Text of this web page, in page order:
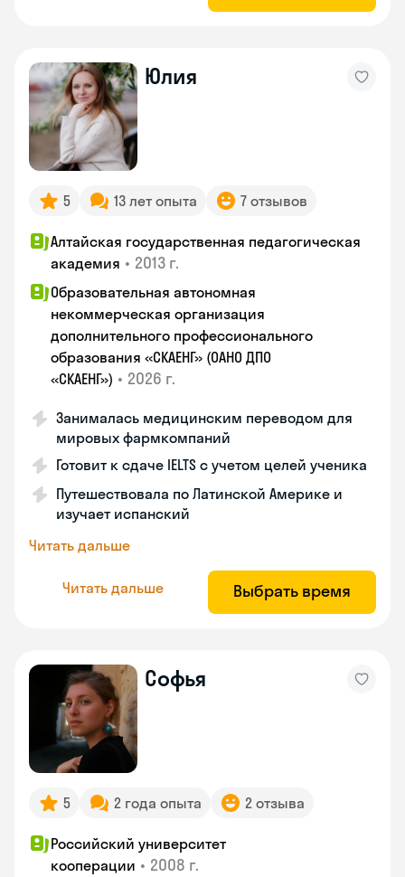
Юлия
5 13 лет опыта 7 отзывов
Алтайская государственная педагогическая
академия • 2013 г.
Образовательная автономная
некоммерческая организация
дополнительного профессионального
образования «СКАЕНГ» (ОАНО ДПО
«СКАЕНГ») • 2026 г.
Занималась медицинским переводом для
мировых фармкомпаний
Готовит к сдаче IELTS с учетом целей ученика
Путешествовала по Латинской Америке и
изучает испанский
Читать дальше
Читать дальше Выбрать время
Софья
5 2 года опыта 2 отзыва
Российский университет
кооперации • 2008 г.